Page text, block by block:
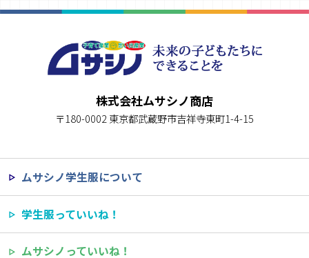
株式会社ムサシノ商店
〒180-0002 東京都武蔵野市吉祥寺東町1-4-15
ムサシノ学生服について
学生服っていいね！
ムサシノっていいね！